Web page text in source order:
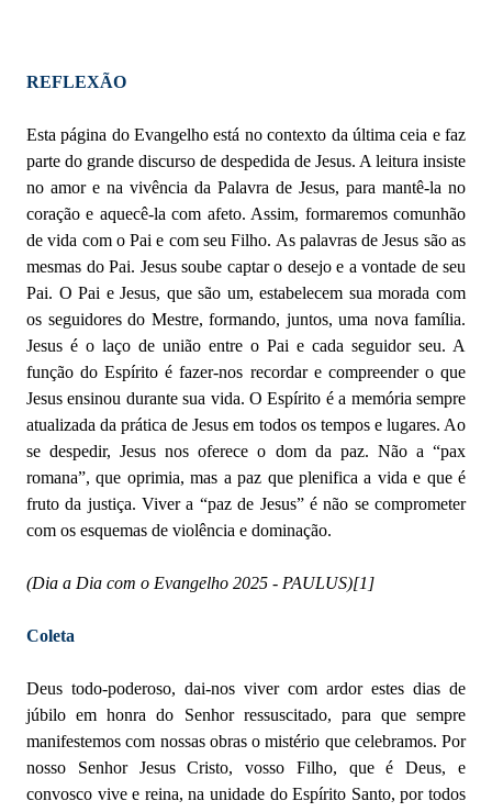
REFLEXÃO
Esta página do Evangelho está no contexto da última ceia e faz
parte do grande discurso de despedida de Jesus. A leitura insiste
no amor e na vivência da Palavra de Jesus, para mantê-la no
coração e aquecê-la com afeto. Assim, formaremos comunhão
de vida com o Pai e com seu Filho. As palavras de Jesus são as
mesmas do Pai. Jesus soube captar o desejo e a vontade de seu
Pai. O Pai e Jesus, que são um, estabelecem sua morada com
os seguidores do Mestre, formando, juntos, uma nova família.
Jesus é o laço de união entre o Pai e cada seguidor seu. A
função do Espírito é fazer-nos recordar e compreender o que
Jesus ensinou durante sua vida. O Espírito é a memória sempre
atualizada da prática de Jesus em todos os tempos e lugares. Ao
se despedir, Jesus nos oferece o dom da paz. Não a “pax
romana”, que oprimia, mas a paz que plenifica a vida e que é
fruto da justiça. Viver a “paz de Jesus” é não se comprometer
com os esquemas de violência e dominação.
(Dia a Dia com o Evangelho 2025 - PAULUS)[1]
Coleta
Deus todo-poderoso, dai-nos viver com ardor estes dias de
júbilo em honra do Senhor ressuscitado, para que sempre
manifestemos com nossas obras o mistério que celebramos. Por
nosso Senhor Jesus Cristo, vosso Filho, que é Deus, e
convosco vive e reina, na unidade do Espírito Santo, por todos